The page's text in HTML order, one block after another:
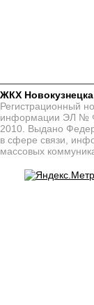
ЖКХ Новокузнецка
Регистрационный
информации ЭЛ №
2010. Выдано
в сфере связи,
массовых